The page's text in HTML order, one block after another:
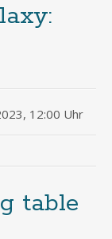
12:00 Uhr
table